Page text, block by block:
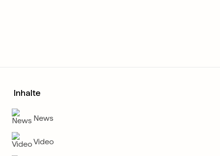
Inhalte
News
Video